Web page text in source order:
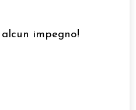
impegno!